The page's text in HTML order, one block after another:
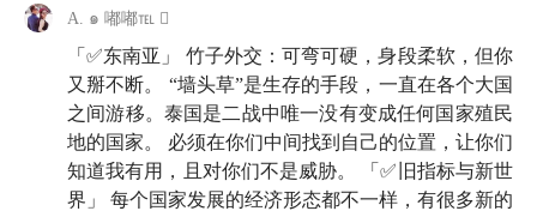
客节目，我们关注投资，更关注怎样更好地生活。我是
雨白。
这期节目，我特别开心地请来了肖小跑老师。她的播客
还有公众号文章，我一直都在追。小跑老师的知识密
度、行动力和跨国调研的视角，在我看来特别宝贵。在
之前的「投资大师系列」里，我们就已经和跑师一起聊
A. ๑ 嘟嘟℡ 
「✅东南亚」 竹子外交：可弯可硬，身段柔软，但你
又掰不断。 “墙头草”是生存的手段，一直在各个大国
之间游移。泰国是二战中唯一没有变成任何国家殖民
地的国家。 必须在你们中间找到自己的位置，让你们
知道我有用，且对你们不是威胁。 「✅旧指标与新世
界」 每个国家发展的经济形态都不一样，有很多新的